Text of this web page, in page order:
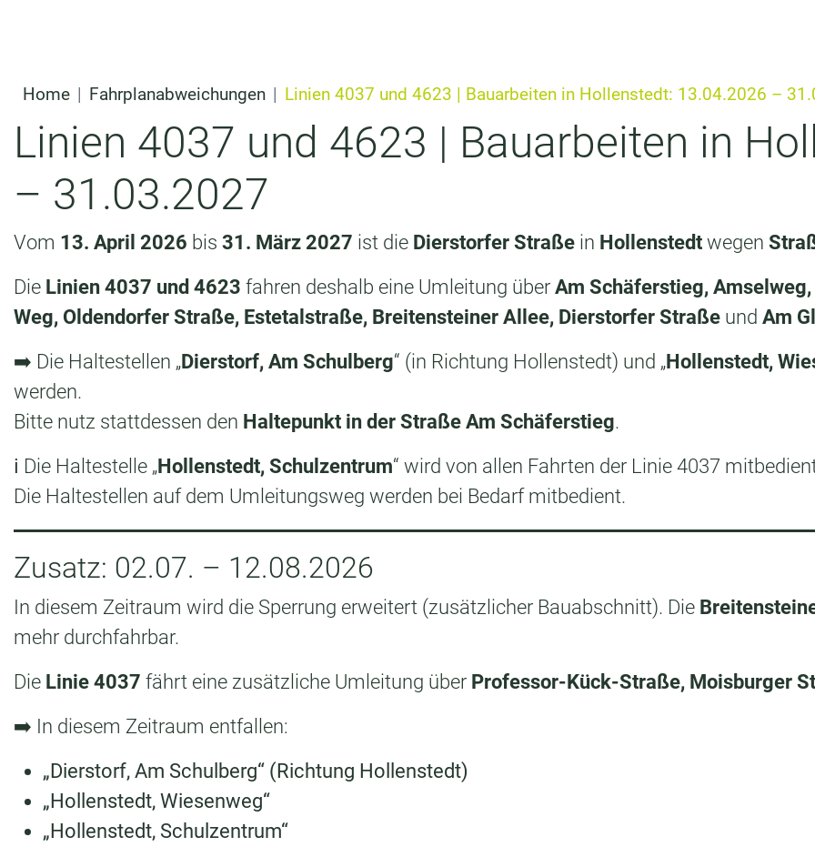
Home Fahrplanabweichungen Linien 4037 und 4623 | Bauarbeiten in Hollenstedt: 13.04.2026 –
Linien 4037 und 4623 | Bauarbeiten in
– 31.03.2027
Vom 13. April 2026 bis 31. März 2027 ist die Dierstorfer Straße in Hollenstedt wegen
Die Linien 4037 und 4623 fahren deshalb eine Umleitung über Am Schäferstieg,
Weg, Oldendorfer Straße, Estetalstraße, Breitensteiner Allee, Dierstorfer Straße und Am
➡️ Die Haltestellen „Dierstorf, Am Schulberg“ (in Richtung Hollenstedt) und „Hollenstedt,
werden.
Bitte nutz stattdessen den Haltepunkt in der Straße Am Schäferstieg.
ℹ️ Die Haltestelle „Hollenstedt, Schulzentrum“ wird von allen Fahrten der Linie 4037
Die Haltestellen auf dem Umleitungsweg werden bei Bedarf mitbedient.
Zusatz: 02.07. – 12.08.2026
In diesem Zeitraum wird die Sperrung erweitert (zusätzlicher Bauabschnitt). Die
mehr durchfahrbar.
Die Linie 4037 fährt eine zusätzliche Umleitung über Professor-Kück-Straße, Moisburger
➡️ In diesem Zeitraum entfallen:
„Dierstorf, Am Schulberg“ (Richtung Hollenstedt)
„Hollenstedt, Wiesenweg“
„Hollenstedt, Schulzentrum“